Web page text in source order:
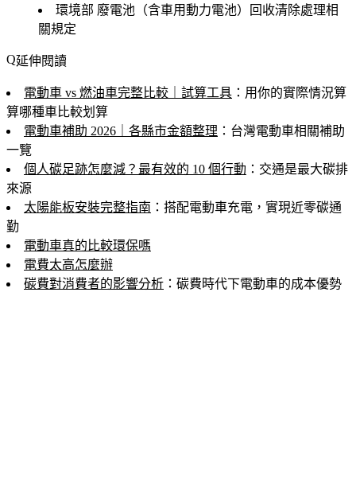
環境部 廢電池（含車用動力電池）回收清除處理相
關規定
延伸閱讀
電動車 vs 燃油車完整比較｜試算工具 ：用你的實際情況算
算哪種車比較划算
電動車補助 2026｜各縣市金額整理 ：台灣電動車相關補助
一覽
個人碳足跡怎麼減？最有效的 10 個行動 ：交通是最大碳排
來源
太陽能板安裝完整指南 ：搭配電動車充電，實現近零碳通
勤
電動車真的比較環保嗎
電費太高怎麼辦
碳費對消費者的影響分析 ：碳費時代下電動車的成本優勢